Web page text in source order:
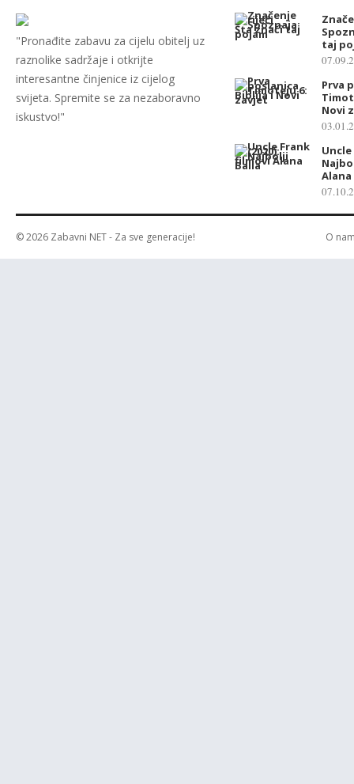
"Pronađite zabavu za cijelu obitelj uz
raznolike sadržaje i otkrijte
interesantne činjenice iz cijelog
svijeta. Spremite se za nezaboravno
iskustvo!"
taj
Prva
Novi
Uncle
Alana
© 2026 Zabavni NET- Za sve generacije! O